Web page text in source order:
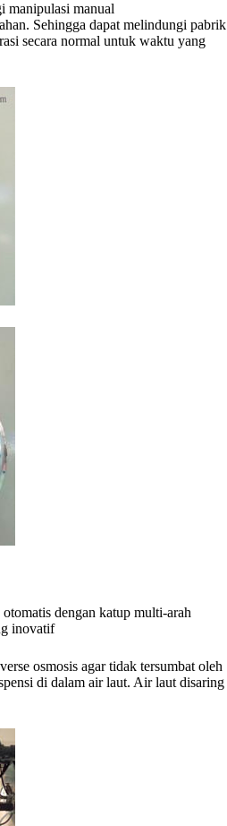
manipulasi manual
Sehingga dapat melindungi pabrik
secara normal untuk waktu yang
dengan katup multi-arah
inovatif
osmosis agar tidak tersumbat oleh
di dalam air laut. Air laut disaring